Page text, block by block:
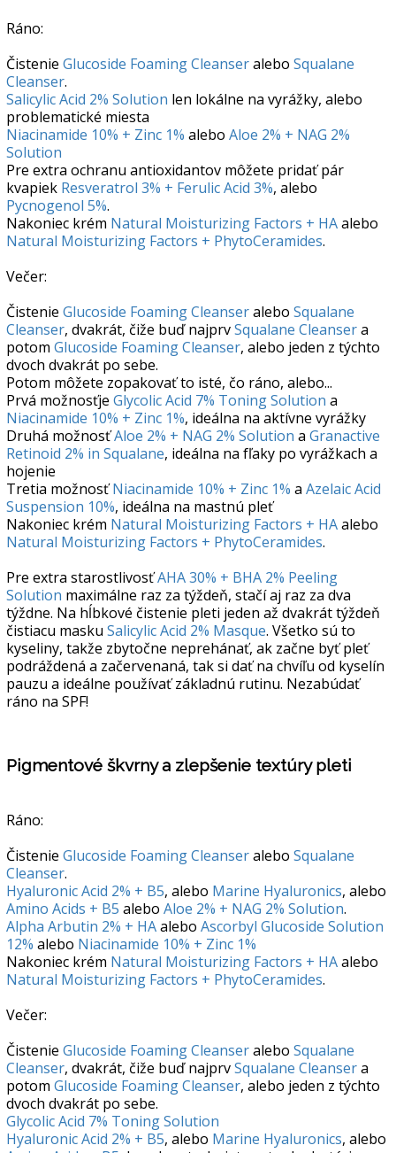
Ráno:
Čistenie Glucoside Foaming Cleanseralebo Squalane
Cleanser.
Salicylic Acid 2% Solution len lokálne na vyrážky, alebo
problematické miesta
Niacinamide 10% + Zinc 1% alebo Aloe 2% + NAG 2%
Solution
Pre extra ochranu antioxidantov môžete pridať pár
kvapiek Resveratrol 3% + Ferulic Acid 3%, alebo
Pycnogenol 5%.
Nakoniec krém Natural Moisturizing Factors + HAalebo
Natural Moisturizing Factors + PhytoCeramides.
Večer:
Čistenie Glucoside Foaming Cleanseralebo Squalane
Cleanser, dvakrát, čiže buď najprvSqualane Cleansera
potom Glucoside Foaming Cleanser, alebo jeden z týchto
dvoch dvakrát po sebe.
Potom môžete zopakovať to isté, čo ráno, alebo...
Prvá možnosťje Glycolic Acid 7% Toning Solution a
Niacinamide 10% + Zinc 1%, ideálna na aktívne vyrážky
Druhá možnosťAloe 2% + NAG 2% Solution a Granactive
Retinoid 2% in Squalane, ideálna na fľaky po vyrážkach a
hojenie
Tretia možnosťNiacinamide 10% + Zinc 1% a Azelaic Acid
Suspension 10%, ideálna na mastnú pleť
Nakoniec krém Natural Moisturizing Factors + HAalebo
Natural Moisturizing Factors + PhytoCeramides.
Pre extra starostlivosťAHA 30% + BHA 2% Peeling
Solution maximálne raz za týždeň, stačí aj raz za dva
týždne. Na hĺbkové čistenie pleti jeden až dvakrát týždeň
čistiacu masku Salicylic Acid 2% Masque. Všetko sú to
kyseliny, takže zbytočne neprehánať, ak začne byť pleť
podráždená a začervenaná, tak si dať na chvíľu od kyselín
pauzu a ideálne používať základnú rutinu. Nezabúdať
ráno na SPF!
Pigmentové škvrny a zlepšenie textúry pleti
Ráno:
Čistenie Glucoside Foaming Cleanseralebo Squalane
Cleanser.
Hyaluronic Acid 2% + B5, alebo Marine Hyaluronics, alebo
Amino Acids + B5 alebo Aloe 2% + NAG 2% Solution.
Alpha Arbutin 2% + HAalebo Ascorbyl Glucoside Solution
12% alebo Niacinamide 10% + Zinc 1%
Nakoniec krém Natural Moisturizing Factors + HAalebo
Natural Moisturizing Factors + PhytoCeramides.
Večer:
Čistenie Glucoside Foaming Cleanseralebo Squalane
Cleanser, dvakrát, čiže buď najprvSqualane Cleansera
potom Glucoside Foaming Cleanser, alebo jeden z týchto
dvoch dvakrát po sebe.
Glycolic Acid 7% Toning Solution
Hyaluronic Acid 2% + B5, alebo Marine Hyaluronics, alebo